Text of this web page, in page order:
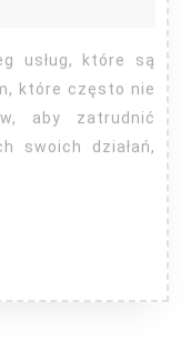
które często nie
aby zatrudnić
swoich działań,